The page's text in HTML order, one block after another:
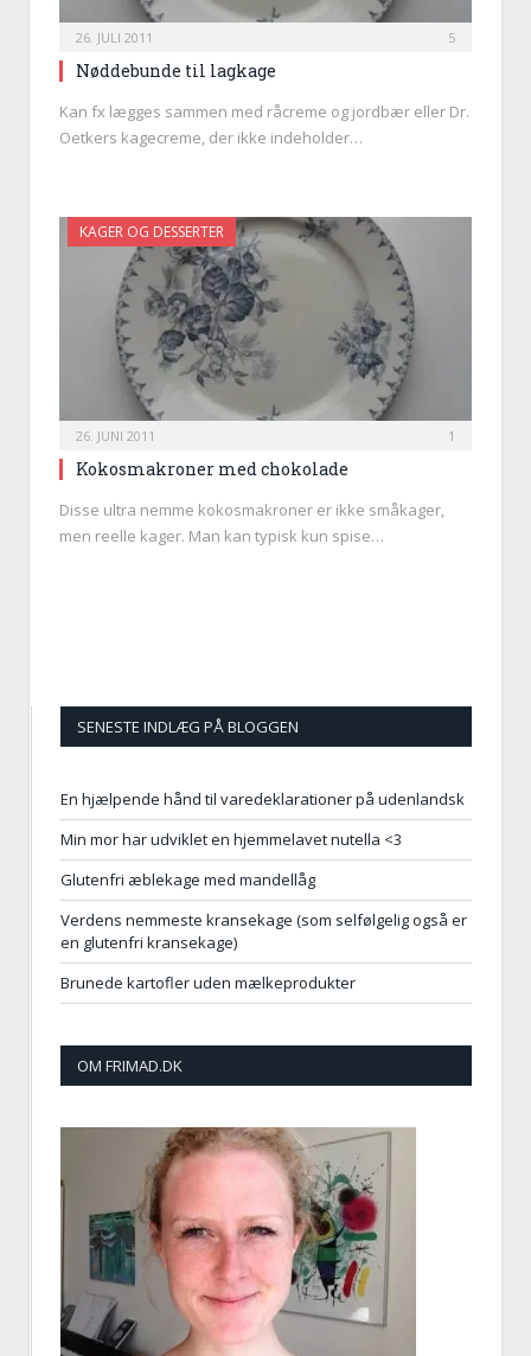
26. JULI 2011 5
Nøddebunde til lagkage
Kan fx lægges sammen med råcreme og jordbær eller Dr.
Oetkers kagecreme, der ikke indeholder…
KAGER OG DESSERTER
26. JUNI 2011 1
Kokosmakroner med chokolade
Disse ultra nemme kokosmakroner er ikke småkager,
men reelle kager. Man kan typisk kun spise…
SENESTE INDLÆG PÅ BLOGGEN
En hjælpende hånd til varedeklarationer på udenlandsk
Min mor har udviklet en hjemmelavet nutella <3
Glutenfri æblekage med mandellåg
Verdens nemmeste kransekage (som selfølgelig også er
en glutenfri kransekage)
Brunede kartofler uden mælkeprodukter
OM FRIMAD.DK